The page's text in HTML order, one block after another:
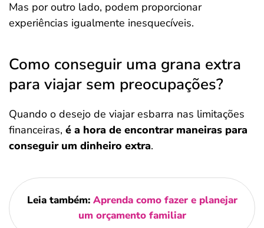
Mas por outro lado, podem proporcionar
experiências igualmente inesquecíveis.
Como conseguir uma grana extra
para viajar sem preocupações?
Quando o desejo de viajar esbarra nas limitações
financeiras, é a hora de encontrar maneiras para
conseguir um dinheiro extra.
Leia também: Aprenda como fazer e planejar
um orçamento familiar